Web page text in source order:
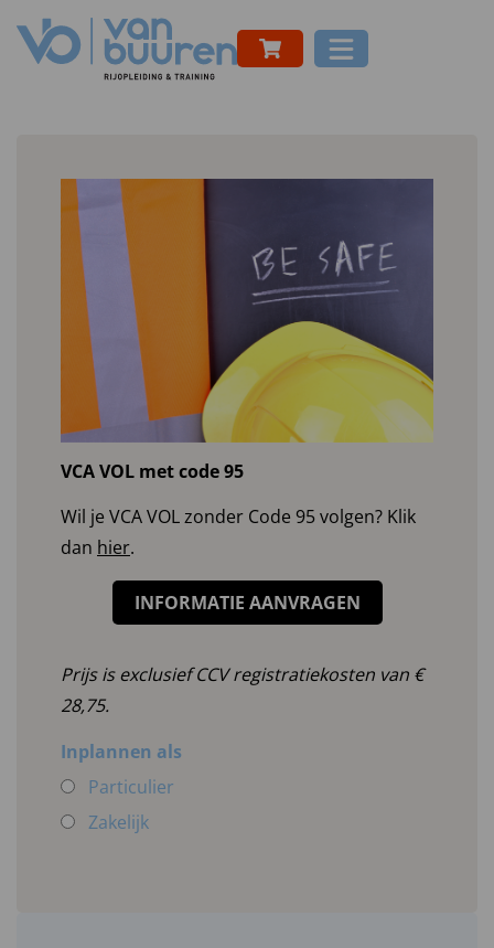
VCA VOL met code 95
Wil je VCA VOL zonder Code 95 volgen? Klik
dan hier.
INFORMATIE AANVRAGEN
Prijs is exclusief CCV registratiekosten van €
28,75.
Inplannen als
Particulier
Zakelijk